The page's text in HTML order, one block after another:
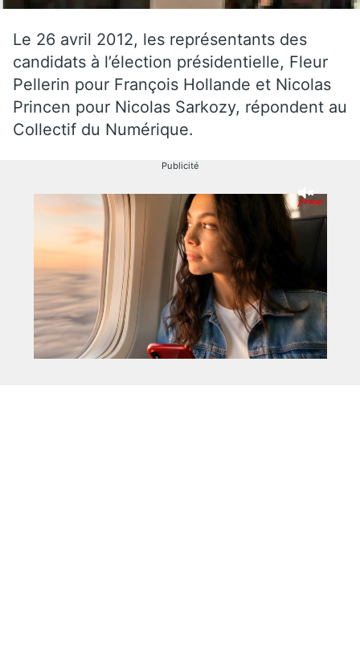
Le 26 avril 2012, les représentants des
candidats à l’élection présidentielle, Fleur
Pellerin pour François Hollande et Nicolas
Princen pour Nicolas Sarkozy, répondent au
Collectif du Numérique.
Publicité